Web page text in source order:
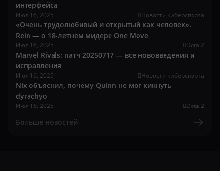
интерфейса
Июл 16, 2025 Новости киберспорта
«Очень трудолюбивый и открытый как человек».
Rein — о 18-летнем мидере One Move
Июл 16, 2025 Dota 2
Marvel Rivals: патч 20250717 — все нововведения и
исправления
Июл 16, 2025 Новости киберспорта
Nix объяснил, почему Quinn не мог кикнуть
dyrachyo
Июл 16, 2025 Dota 2
Больше новостей